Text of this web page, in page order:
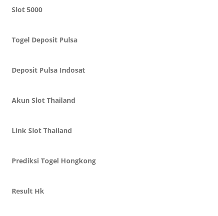
Slot 5000
Togel Deposit Pulsa
Deposit Pulsa Indosat
Akun Slot Thailand
Link Slot Thailand
Prediksi Togel Hongkong
Result Hk